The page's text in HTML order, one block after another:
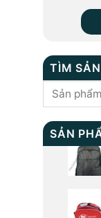
TÌM
Tìm
SẢN